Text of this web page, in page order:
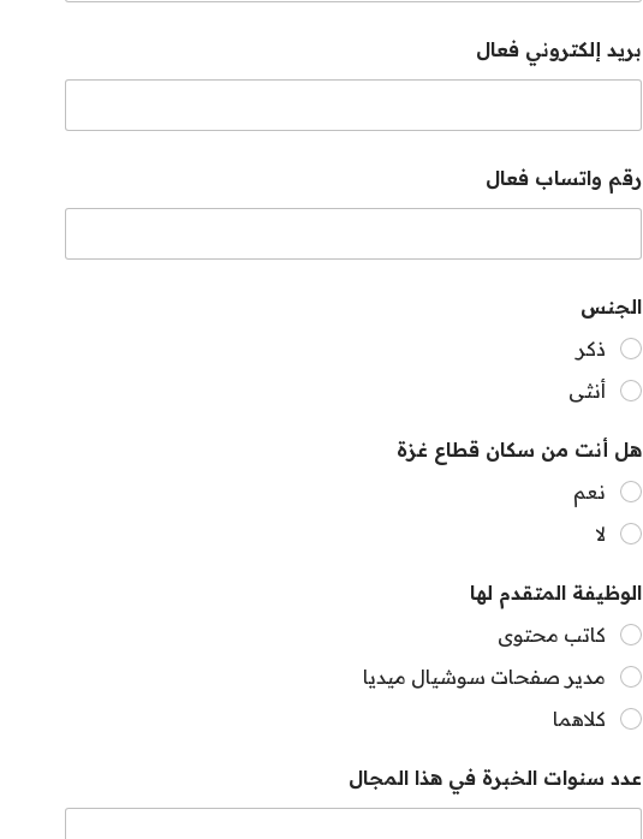
بريد إلكتروني فعال
رقم واتساب فعال
الجنس
ذكر
أنثى
هل أنت من سكان قطاع غزة
نعم
لا
الوظيفة المتقدم لها
كاتب محتوى
مدير صفحات سوشيال ميديا
كلاهما
عدد سنوات الخبرة في هذا المجال